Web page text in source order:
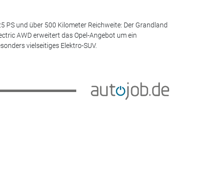
PS und über 500 Kilometer Reichweite: Der Grandland
AWD erweitert das Opel-Angebot um ein
vielseitiges Elektro-SUV.